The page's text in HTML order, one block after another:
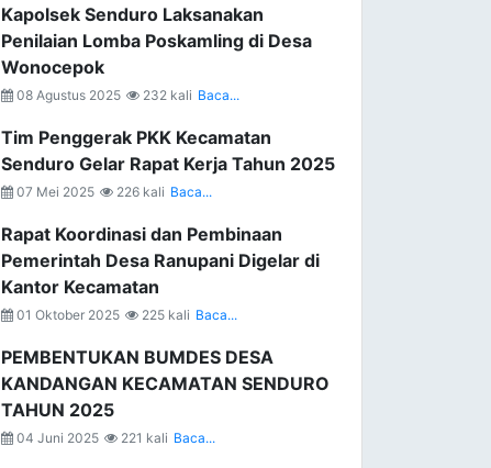
Kapolsek Senduro Laksanakan
Penilaian Lomba Poskamling di Desa
Wonocepok
08 Agustus 2025 232 kali Baca...
Tim Penggerak PKK Kecamatan
Senduro Gelar Rapat Kerja Tahun 2025
07 Mei 2025 226 kali Baca...
Rapat Koordinasi dan Pembinaan
Pemerintah Desa Ranupani Digelar di
Kantor Kecamatan
01 Oktober 2025 225 kali Baca...
PEMBENTUKAN BUMDES DESA
KANDANGAN KECAMATAN SENDURO
TAHUN 2025
04 Juni 2025 221 kali Baca...